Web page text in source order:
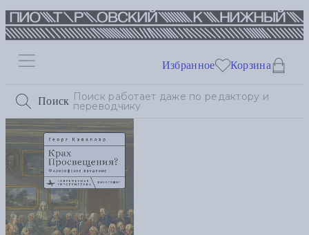
Поиск
Избранное Корзина